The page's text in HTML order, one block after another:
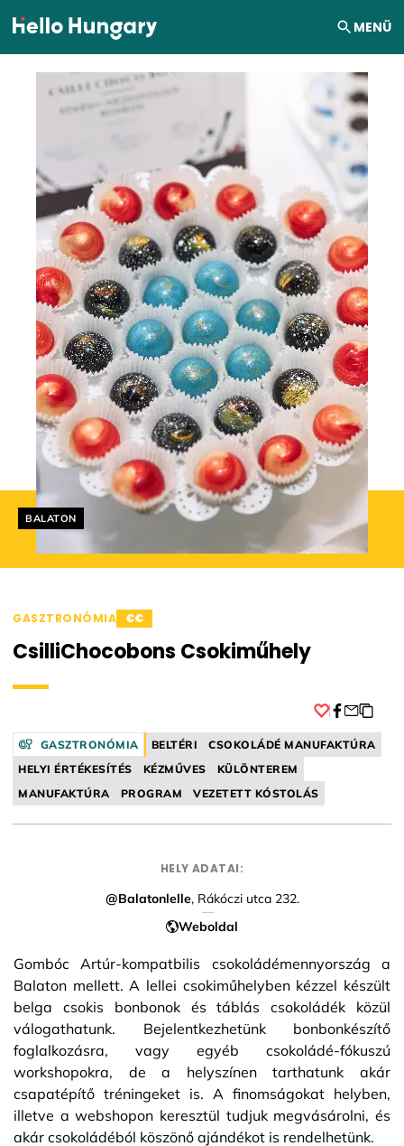
Ugrás a tartalomhoz MENÜ
Helyszín címkék:
BALATON
GASZTRONÓMIA €€
CsilliChocobons Csokiműhely
GASZTRONÓMIA BELTÉRI
CSOKOLÁDÉ MANUFAKTÚRA
HELYI ÉRTÉKESÍTÉS
KÉZMŰVES
KÜLÖNTEREM
MANUFAKTÚRA
PROGRAM VEZETETT KÓSTOLÁS
HELY ADATAI:
@Balatonlelle, Rákóczi utca 232.
Weboldal
Gombóc Artúr-kompatbilis csokoládémennyország a
Balaton mellett. A lellei csokiműhelyben kézzel készült
belga csokis bonbonok és táblás csokoládék közül
válogathatunk. Bejelentkezhetünk bonbonkészítő
foglalkozásra, vagy egyéb csokoládé-fókuszú
workshopokra, de a helyszínen tarthatunk akár
csapatépítő tréningeket is. A finomságokat helyben,
illetve a webshopon keresztül tudjuk megvásárolni, és
akár csokoládéból köszönő ajándékot is rendelhetünk.